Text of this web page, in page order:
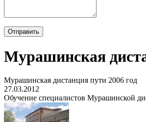
Мурашинская
Мурашинская дистанция пути 2006 год
27.03.2012
Обучение специалистов Мурашинской